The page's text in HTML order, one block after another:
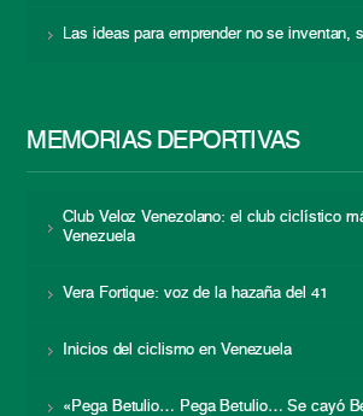
Las ideas para emprender no se inventan,
MEMORIAS DEPORTIVAS
Club Veloz Venezolano: el club ciclístico
Venezuela
Vera Fortique: voz de la hazaña del 41
Inicios del ciclismo en Venezuela
«Pega Betulio… Pega Betulio… Se cayó